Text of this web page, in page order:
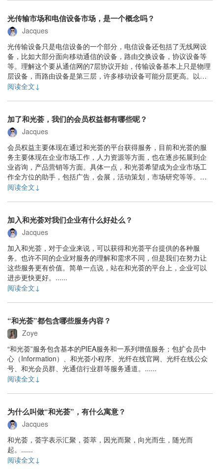
光传输市场和电信设备市场，是一个概念吗？
Jacques
光传输设备只是电信设备的一个部分，电信设备还包括了无线网设
备，比如大部分面向移动通信的设备，路由交换设备，协议设备等
等。理解这个要从通信网的7层协议开始，传输设备基本上只是物理
层设备，而路由设备是第三层，许多移动设备可能分层更高。以上
回答并不很准确，只是个大概，你首先要知道一个电信网包括了哪
阅读全文↓
加了和光荟，我们的会员权益都有哪些呢？
Jacques
会员权益主要体现在通过和光荟的平台获得服务，目前和光荟的服
务主要体现在企业市场工作，人力资源等方面，也在逐步拓展到企
业咨询，产品营销等方面。具体一点，和光荟希望成为企业市场工
作全方位的助手，包括广告，会展，活动策划，市场研究等等。为
了让和光荟服务更具体化，我们还在努力建设后台的数据库，包括
阅读全文↓
加入和光荟对我们企业有什么好处么？
Jacques
加入和光荟，对于企业来说，可以获得和光荟平台提供的各种服
务。也许不同的企业对服务的理解和需求不同，但是我们在努力让
这些服务更有价值。简单一点说，站在和光荟的平台上，企业可以
进步更快更好。......
阅读全文↓
“和光荟”都包含哪些服务内容？
Zoye
“和光荟”服务包含基本的PIEA服务和一系列增值服务；包扩会员中
心（Information）、和光荟小程序、光纤在线官网、光纤在线公众
号、和光会员群、光通信行业群等服务通道。......
阅读全文↓
为什么叫做“和光荟”，有什么寓意？
Jacques
和光荟，荟字表示汇聚，荟萃，因光而聚，向光而生，随光而
起。......
阅读全文↓